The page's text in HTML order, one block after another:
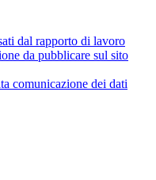
dal rapporto di lavoro
da pubblicare sul sito
comunicazione dei dati